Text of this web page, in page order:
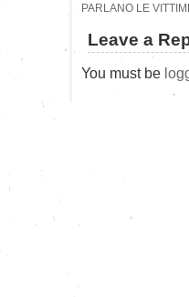
PARLANO LE
Leave a
You must be